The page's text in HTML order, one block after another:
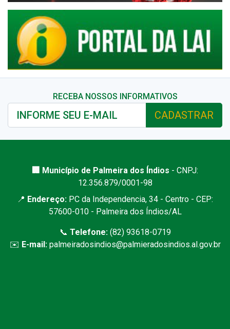
RECEBA NOSSOS INFORMATIVOS
CADASTRAR
🏢 Município de Palmeira dos Índios - CNPJ:
12.356.879/0001-98
📍 Endereço: PC da Independencia, 34 - Centro - CEP:
57600-010 - Palmeira dos Índios/AL
📞 Telefone:(82) 93618-0719
✉️ E-mail: palmeiradosindios@palmieradosindios.al.gov.br